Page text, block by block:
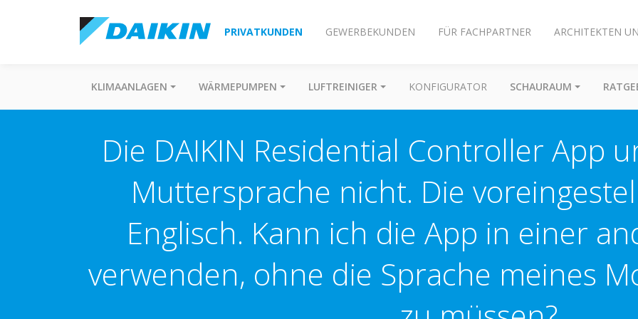
PRIVATKUNDEN GEWERBEKUNDEN FÜR FACHPARTNER ARCHITEKTEN
KLIMAANLAGEN WÄRMEPUMPEN LUFTREINIGER KONFIGURATOR SCHAURAUM
Die DAIKIN Residential Controller App
Muttersprache nicht. Die
Englisch. Kann ich die App in einer
verwenden, ohne die Sprache meines